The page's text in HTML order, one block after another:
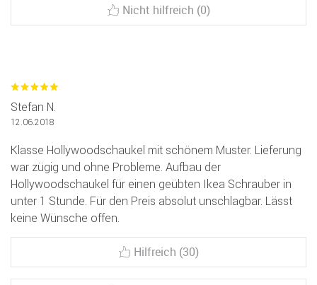
Nicht hilfreich (0)
Stefan N.
12.06.2018
Klasse Hollywoodschaukel mit schönem Muster. Lieferung
war zügig und ohne Probleme. Aufbau der
Hollywoodschaukel für einen geübten Ikea Schrauber in
unter 1 Stunde. Für den Preis absolut unschlagbar. Lässt
keine Wünsche offen.
Hilfreich (30)